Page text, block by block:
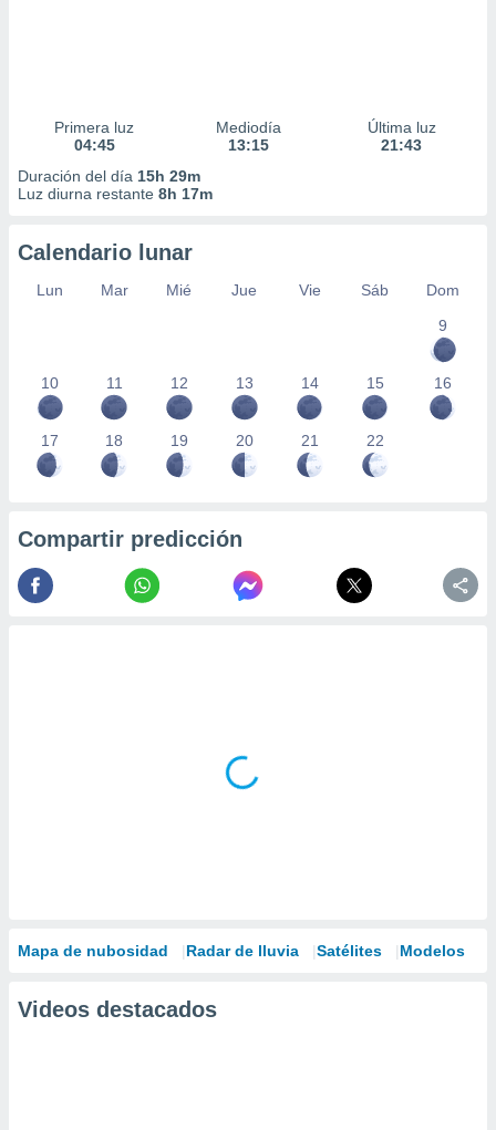
Primera luz
04:45
Mediodía
13:15
Última luz
21:43
Duración del día 15h 29m
Luz diurna restante 8h 17m
Calendario lunar
Lun Mar Mié Jue Vie Sáb
Dom
9
10 11 12 13 14 15 16
17 18 19 20 21 22
Compartir predicción
Mapa de nubosidad Radar de lluvia Satélites Modelos
Videos destacados